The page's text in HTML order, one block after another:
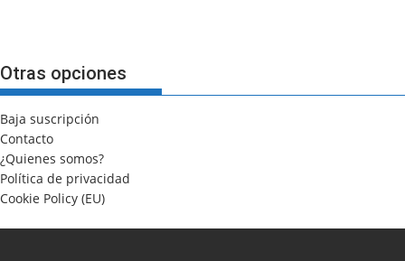
Otras opciones
Baja suscripción
Contacto
¿Quienes somos?
Política de privacidad
Cookie Policy (EU)